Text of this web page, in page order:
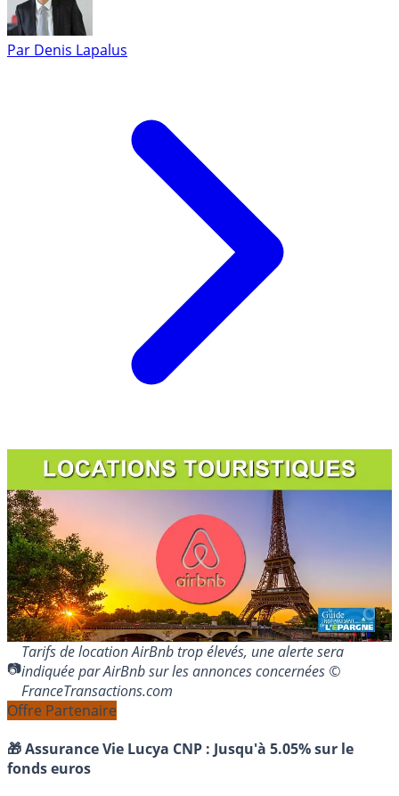
Par Denis Lapalus
Tarifs de location AirBnb trop élevés, une alerte sera
indiquée par AirBnb sur les annonces concernées ©
FranceTransactions.com
Offre Partenaire
🎁 Assurance Vie Lucya CNP : Jusqu'à 5.05% sur le
fonds euros